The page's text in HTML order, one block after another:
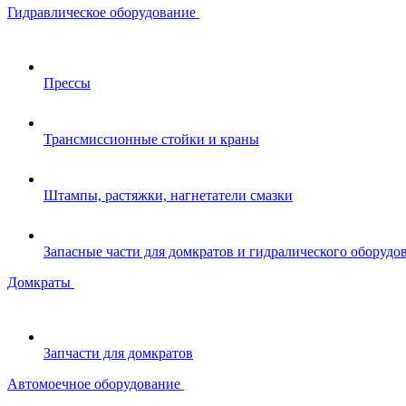
Гидравлическое оборудование
Прессы
Трансмиссионные стойки и краны
Штампы, растяжки, нагнетатели смазки
Запасные части для домкратов и гидралического
Домкраты
Запчасти для домкратов
Автомоечное оборудование